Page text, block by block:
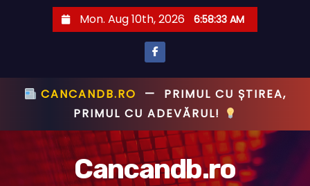
Mon. Aug 10th, 2026 6:58:35 AM
CANCANDB.RO — PRIMUL CU ȘTIREA,
PRIMUL CU ADEVĂRUL!
Cancandb.ro